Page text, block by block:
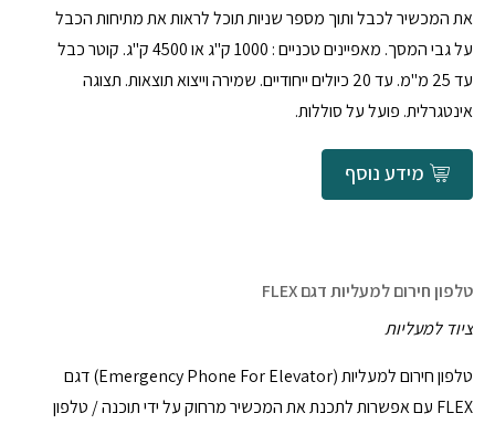
את המכשיר לכבל ותוך מספר שניות תוכל לראות את מתיחות הכבל
על גבי המסך. מאפיינים טכניים : 1000 ק"ג או 4500 ק"ג. קוטר כבל
עד 25 מ"מ. עד 20 כיולים ייחודיים. שמירה וייצוא תוצאות. תצוגה
אינטגרלית. פועל על סוללות.
מידע נוסף
טלפון חירום למעליות דגם FLEX
ציוד למעליות
טלפון חירום למעליות (Emergency Phone For Elevator) דגם
FLEX עם אפשרות לתכנת את המכשיר מרחוק על ידי תוכנה / טלפון